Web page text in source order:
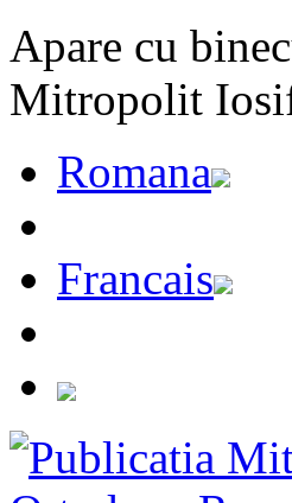
Apare cu
Mitropolit
Romana
Francais